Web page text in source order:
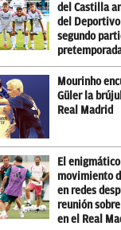
del Castilla
del Deportivo
segundo
Mourinho
Güler la
Real Madrid
El enigmático
movimiento
en redes
reunión
en el Real